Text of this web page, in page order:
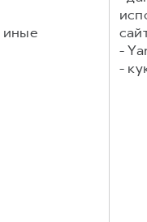
иные
-
-